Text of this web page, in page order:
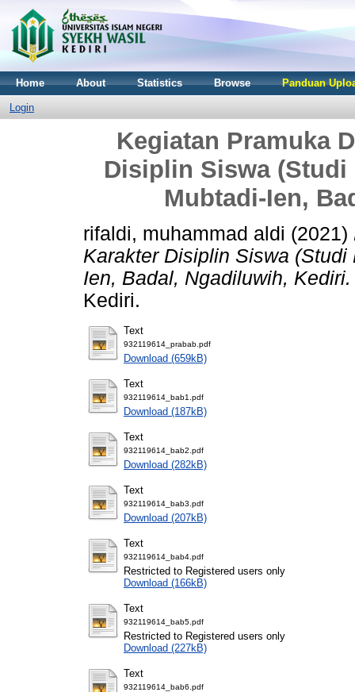
Home About Statistics Browse Panduan
Login
Kegiatan Pramuka
Disiplin Siswa
Mubtadi-Ien,
rifaldi, muhammad aldi (2021)
Karakter Disiplin Siswa
Ien, Badal, Ngadiluwih, Kediri.
Kediri.
Text
932119614_prabab.pdf
Download (659kB)
Text
932119614_bab1.pdf
Download (187kB)
Text
932119614_bab2.pdf
Download (282kB)
Text
932119614_bab3.pdf
Download (207kB)
Text
932119614_bab4.pdf
Restricted to Registered users only
Download (166kB)
Text
932119614_bab5.pdf
Restricted to Registered users only
Download (227kB)
Text
932119614_bab6.pdf